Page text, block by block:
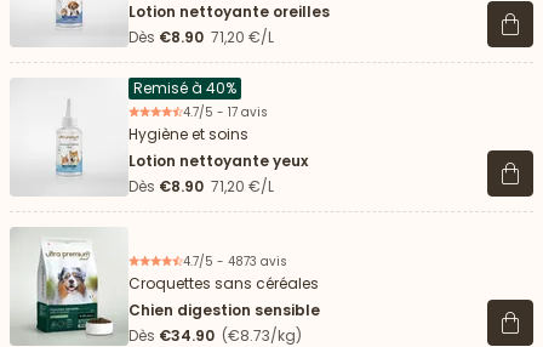
Lotion nettoyante oreilles
Dès €8.90 71,20 €/L Voir
Remisé à 40%
4.7/5 - 17 avis
Hygiène et soins
Lotion nettoyante yeux
Dès €8.90 71,20 €/L Voir
4.7/5 - 4873 avis
Croquettes sans céréales
Chien digestion sensible
Dès €34.90 (€8.73/kg) Voir